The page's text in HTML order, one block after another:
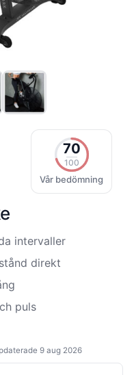
70
100
Vår bedömning
intervaller
direkt
puls
9 aug 2026